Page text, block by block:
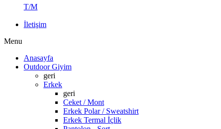
T/M
İletişim
Menu
Anasayfa
Outdoor Giyim
geri
Erkek
geri
Ceket / Mont
Erkek Polar / Sweatshirt
Erkek Termal İçlik